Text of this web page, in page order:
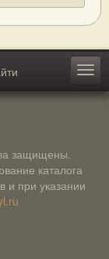
защищены.
каталога
и при указании